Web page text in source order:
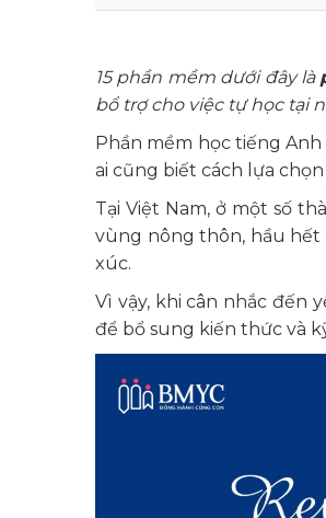
15 phần mềm dưới đây là
bổ trợ cho việc tự học tại
Phần mềm học tiếng
ai cũng biết cách lựa
Tại Việt Nam, ở một số
vùng nông thôn, hầu hết
xúc.
Vì vậy, khi cân nhắc đến
để bổ sung kiến thức và